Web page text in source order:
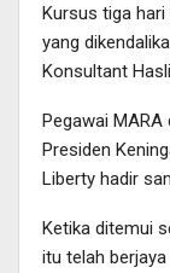
Kursus tiga
yang
Konsultant
Pegawai
Presiden
Liberty hadir
Ketika ditemui
itu telah